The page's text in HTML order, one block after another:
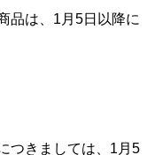
品は、1月5日以降に
つきましては、1月5